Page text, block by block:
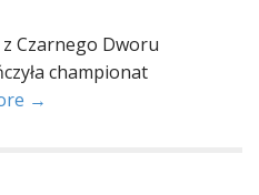
z Czarnego Dworu
championat
→